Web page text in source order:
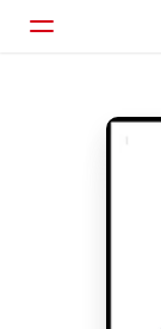
主页